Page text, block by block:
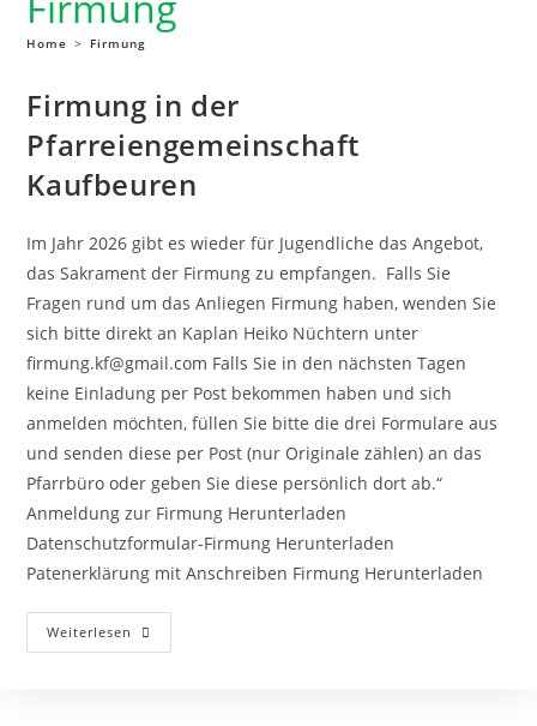
Home > Firmung
Firmung in der
Pfarreiengemeinschaft
Kaufbeuren
Im Jahr 2026 gibt es wieder für Jugendliche das Angebot,
das Sakrament der Firmung zu empfangen. Falls Sie
Fragen rund um das Anliegen Firmung haben, wenden Sie
sich bitte direkt an Kaplan Heiko Nüchtern unter
firmung.kf@gmail.com Falls Sie in den nächsten Tagen
keine Einladung per Post bekommen haben und sich
anmelden möchten, füllen Sie bitte die drei Formulare aus
und senden diese per Post (nur Originale zählen) an das
Pfarrbüro oder geben Sie diese persönlich dort ab.“
Anmeldung zur Firmung Herunterladen
Datenschutzformular-Firmung Herunterladen
Patenerklärung mit Anschreiben Firmung Herunterladen
Weiterlesen